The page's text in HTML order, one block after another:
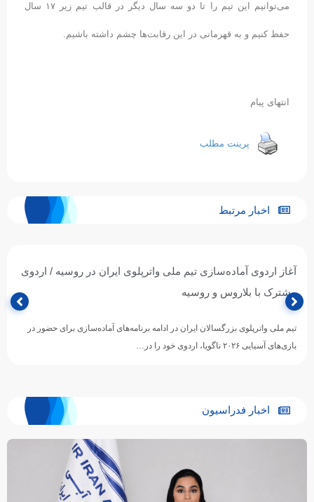
می‌توانیم این تیم را تا دو سه سال دیگر در قالب تیم زیر ۱۷ سال
حفظ کنیم و به قهرمانی در این رقابت‌ها چشم داشته باشیم.
انتهای پیام
پرینت مطلب
اخبار مرتبط
آغاز اردوی آماده‌سازی تیم ملی واترپلوی ایران در روسیه / اردوی
مشترک با بلاروس و روسیه
تیم ملی واترپلوی بزرگسالان ایران در ادامه برنامه‌های آماده‌سازی برای حضور در
بازی‌های آسیایی ۲۰۲۶ ناگویا، اردوی خود را در…
اخبار فدراسیون